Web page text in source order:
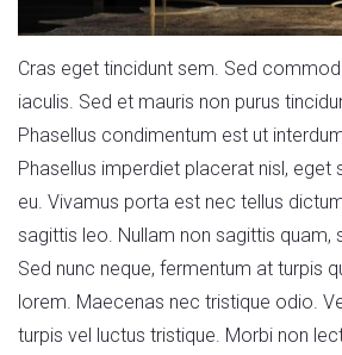
Cras eget tincidunt sem. Sed
iaculis. Sed et mauris non purus
Phasellus condimentum est ut
Phasellus imperdiet placerat nisl, eget
eu. Vivamus porta est nec tellus
sagittis leo. Nullam non sagittis quam,
Sed nunc neque, fermentum at turpis
lorem. Maecenas nec tristique odio.
turpis vel luctus tristique. Morbi non